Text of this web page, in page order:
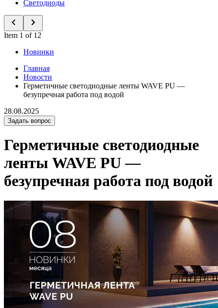
Светодиоды
Item 1 of 12
Новинки
Главная
Новости
Герметичные светодиодные ленты WAVE PU —
безупречная работа под водой
28.08.2025
Задать вопрос
Герметичные светодиодные
ленты WAVE PU —
безупречная работа под водой